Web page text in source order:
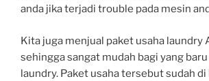
anda jika terjadi trouble pada mesin
Kita juga menjual paket usaha laundry
sehingga sangat mudah bagi yang
laundry. Paket usaha tersebut sudah di